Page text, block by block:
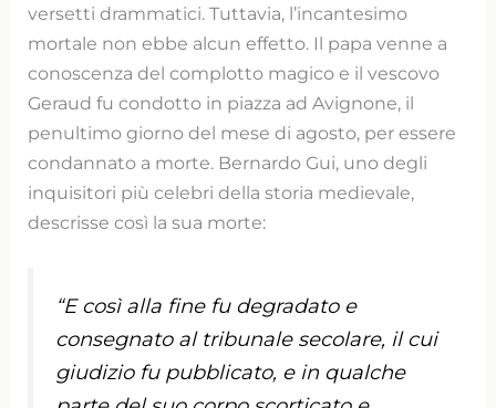
versetti drammatici. Tuttavia, l’incantesimo
mortale non ebbe alcun effetto. Il papa venne a
conoscenza del complotto magico e il vescovo
Geraud fu condotto in piazza ad Avignone, il
penultimo giorno del mese di agosto, per essere
condannato a morte. Bernardo Gui, uno degli
inquisitori più celebri della storia medievale,
descrisse così la sua morte:
“E così alla fine fu degradato e
consegnato al tribunale secolare, il cui
giudizio fu pubblicato, e in qualche